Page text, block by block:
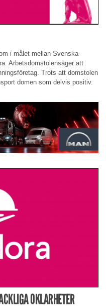
i målet mellan Svenska
Arbetsdomstolensäger att
Trots att domstolen
domen som delvis positiv.
OKLARHETER